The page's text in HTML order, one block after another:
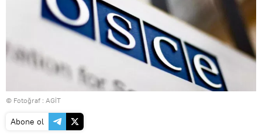
© Fotoğraf : AGİT
Abone ol